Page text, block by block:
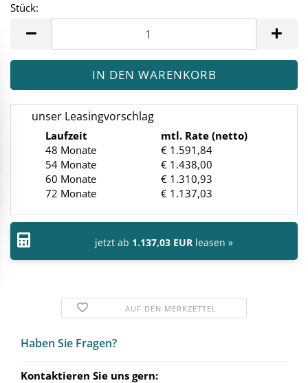
Stück:
unser Leasingvorschlag
Laufzeit
mtl. Rate (netto)
48 Monate
€ 1.591,84
54 Monate
€ 1.438,00
60 Monate
€ 1.310,93
72 Monate
€ 1.137,03
jetzt ab 1.137,03 EUR leasen »
AUF DEN MERKZETTEL
Haben Sie Fra­gen?
Kontaktieren Sie uns gern: